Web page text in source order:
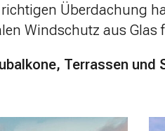
Überdachung
Windschutz aus Glas
Terrassen